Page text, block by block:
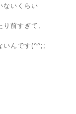
ないくらい
前すぎて、
いんです(^^;;